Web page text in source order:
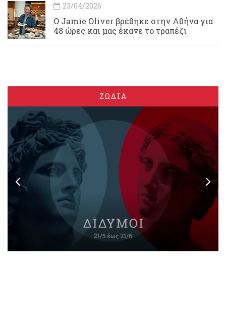
23/04/2026
Ο Jamie Oliver βρέθηκε στην Αθήνα για
48 ώρες και μας έκανε το τραπέζι
ΖΩΔΙΑ